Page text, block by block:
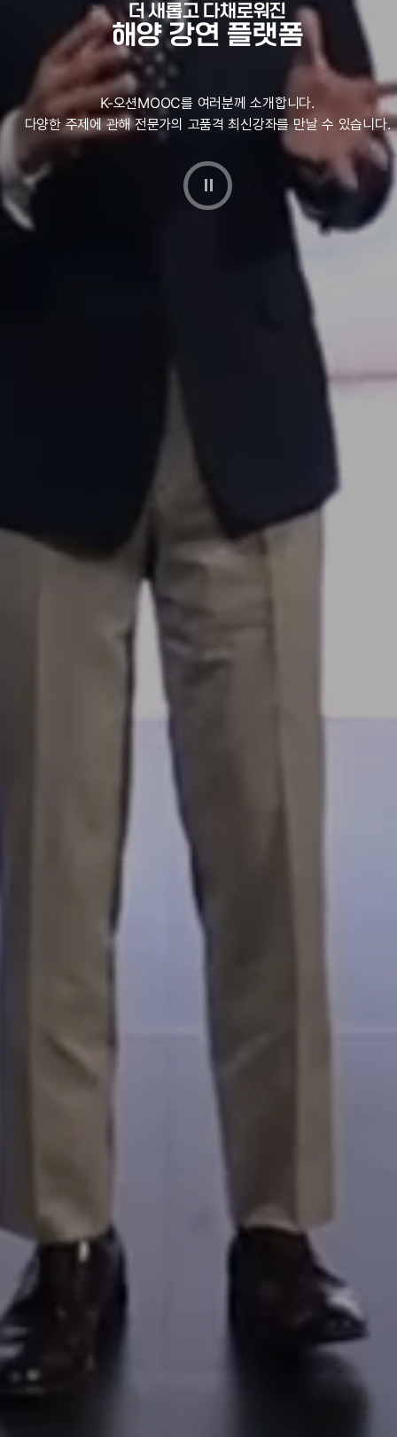
더 새롭고 다채로워진
해양 강연 플랫폼
K-오션MOOC를 여러분께 소개합니다.
다양한 주제에 관해 전문가의 고품격 최신강좌를 만날 수 있습니다.